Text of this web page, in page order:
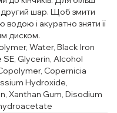
шар. Щоб змити
і акуратно зняти її
диском.
Water, Black Iron
Glycerin, Alcohol
Copernicia
Hydroxide,
Xanthan Gum, Disodium